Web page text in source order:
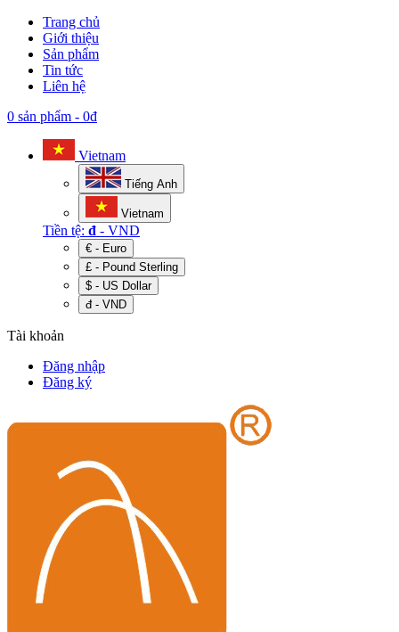
Trang chủ
Giới thiệu
Sản phẩm
Tin tức
Liên hệ
0 sản phẩm - 0đ
Vietnam
Tiếng Anh
Vietnam
Tiền tệ: đ - VND
€ - Euro
£ - Pound Sterling
$ - US Dollar
đ - VND
Tài khoản
Đăng nhập
Đăng ký